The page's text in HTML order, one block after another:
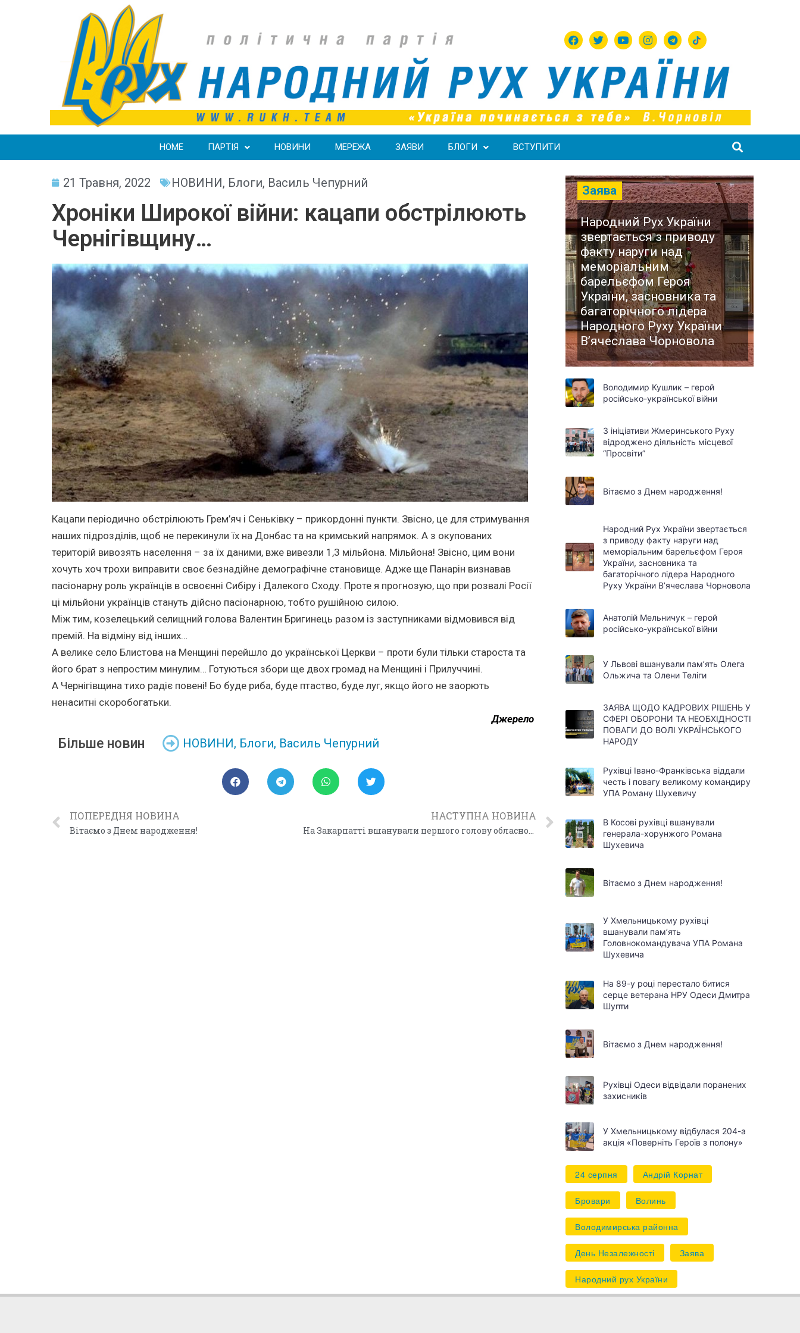
HOME ПАРТІЯ НОВИНИ МЕРЕЖА ЗАЯВИ БЛОГИ ВСТУПИТИ
21 Травня, 2022 НОВИНИ, Блоги, Василь Чепурний
Хроніки Широкої війни: кацапи обстрілюють
Чернігівщину…
Кацапи періодично обстрілюють Грем’яч і Сеньківку – прикордонні пункти. Звісно, це для стримування
наших підрозділів, щоб не перекинули їх на Донбас та на кримський напрямок. А з окупованих
територій вивозять населення – за їх даними, вже вивезли 1,3 мільйона. Мільйона! Звісно, цим вони
хочуть хоч трохи виправити своє безнадійне демографічне становище. Адже ще Панарін визнавав
пасіонарну роль українців в освоєнні Сибіру і Далекого Сходу. Проте я прогнозую, що при розвалі Росії
ці мільйони українців стануть дійсно пасіонарною, тобто рушійною силою.
Між тим, козелецький селищний голова Валентин Бригинець разом із заступниками відмовився від
премій. На відміну від інших…
А велике село Блистова на Менщині перейшло до української Церкви – проти були тільки староста та
його брат з непростим минулим… Готуються збори ще двох громад на Менщині і Прилуччині.
А Чернігівщина тихо радіє повені! Бо буде риба, буде птаство, буде луг, якщо його не заорють
ненаситні скоробогатьки.
Джерело
Більше новин НОВИНИ, Блоги, Василь Чепурний
ПОПЕРЕДНЯ НОВИНА
Вітаємо з Днем народження!
НАСТУПНА НОВИНА
Заява
Народний Рух України
звертається з приводу
факту наруги над
меморіальним
барельєфом Героя
України, засновника та
багаторічного лідера
Народного Руху України
В’ячеслава Чорновола
Володимир Кушлик – герой
російсько-української війни
З ініціативи Жмеринського Руху
відроджено діяльність місцевої
“Просвіти”
Вітаємо з Днем народження!
Народний Рух України звертається
з приводу факту наруги над
меморіальним барельєфом Героя
України, засновника та
багаторічного лідера Народного
Руху України В’ячеслава Чорновола
Анатолій Мельничук – герой
російсько-української війни
У Львові вшанували пам’ять Олега
Ольжича та Олени Теліги
ЗАЯВА ЩОДО КАДРОВИХ РІШЕНЬ У
СФЕРІ ОБОРОНИ ТА НЕОБХІДНОСТІ
ПОВАГИ ДО ВОЛІ УКРАЇНСЬКОГО
НАРОДУ
Рухівці Івано-Франківська віддали
честь і повагу великому командиру
УПА Роману Шухевичу
В Косові рухівці вшанували
генерала-хорунжого Романа
Шухевича
Вітаємо з Днем народження!
У Хмельницькому рухівці
вшанували пам’ять
Головнокомандувача УПА Романа
Шухевича
На 89-у році перестало битися
серце ветерана НРУ Одеси Дмитра
Шупти
Вітаємо з Днем народження!
Рухівці Одеси відвідали поранених
захисників
У Хмельницькому відбулася 204-а
акція «Поверніть Героїв з полону»
24 серпня Андрій Корнат
Бровари Волинь
Володимирська районна
День Незалежності Заява
Народний рух України